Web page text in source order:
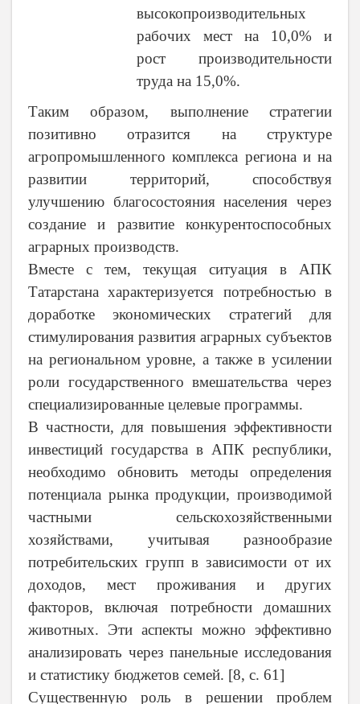
высокопроизводительных
рабочих мест на 10,0% и
рост производительности
труда на 15,0%.
Таким образом, выполнение стратегии
позитивно отразится на структуре
агропромышленного комплекса региона и на
развитии территорий, способствуя
улучшению благосостояния населения через
создание и развитие конкурентоспособных
аграрных производств.
Вместе с тем, текущая ситуация в АПК
Татарстана характеризуется потребностью в
доработке экономических стратегий для
стимулирования развития аграрных субъектов
на региональном уровне, а также в усилении
роли государственного вмешательства через
специализированные целевые программы.
В частности, для повышения эффективности
инвестиций государства в АПК республики,
необходимо обновить методы определения
потенциала рынка продукции, производимой
частными сельскохозяйственными
хозяйствами, учитывая разнообразие
потребительских групп в зависимости от их
доходов, мест проживания и других
факторов, включая потребности домашних
животных. Эти аспекты можно эффективно
анализировать через панельные исследования
и статистику бюджетов семей. [8, с. 61]
Существенную роль в решении проблем